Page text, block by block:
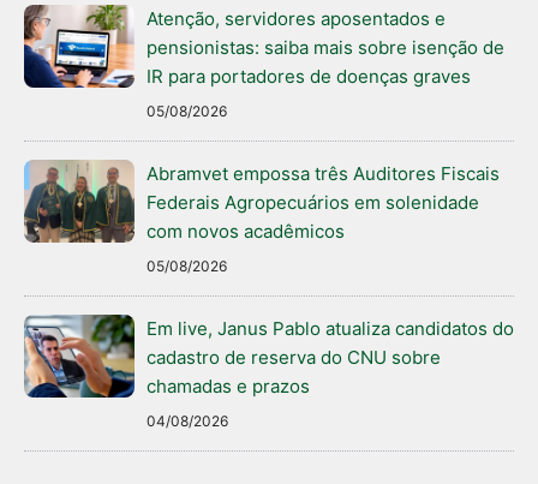
Atenção, servidores aposentados e
pensionistas: saiba mais sobre isenção de
IR para portadores de doenças graves
05/08/2026
Abramvet empossa três Auditores Fiscais
Federais Agropecuários em solenidade
com novos acadêmicos
05/08/2026
Em live, Janus Pablo atualiza candidatos do
cadastro de reserva do CNU sobre
chamadas e prazos
04/08/2026